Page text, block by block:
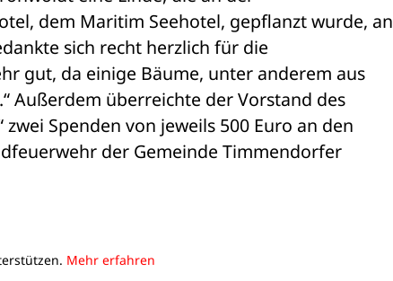
dem Maritim Seehotel, gepflanzt wurde, an
sich recht herzlich für die
gut, da einige Bäume, unter anderem aus
Außerdem überreichte der Vorstand des
Spenden von jeweils 500 Euro an den
der Gemeinde Timmendorfer
Mehr erfahren